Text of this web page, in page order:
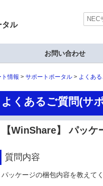
タル
お問い合わせ
情報 サポートポータル よくあ
よくあるご質問(サ
【WinShare】 パッ
質問内容
パッケージの梱包内容を教えて